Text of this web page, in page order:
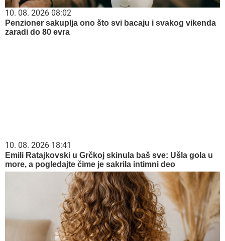
10. 08. 2026 08:02
Penzioner sakuplja ono što svi bacaju i svakog vikenda
zaradi do 80 evra
10. 08. 2026 18:41
Emili Ratajkovski u Grčkoj skinula baš sve: Ušla gola u
more, a pogledajte čime je sakrila intimni deo